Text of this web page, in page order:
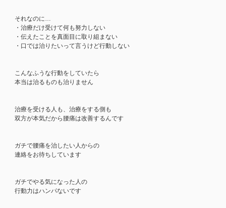
それなのに…
・治療だけ受けて何も努力しない
・伝えたことを真面目に取り組まない
・口では治りたいって言うけど行動しない
こんなふうな行動をしていたら
本当は治るものも治りません
治療を受ける人も、治療をする側も
双方が本気だから腰痛は改善するんです
ガチで腰痛を治したい人からの
連絡をお待ちしています
ガチでやる気になった人の
行動力はハンパないです